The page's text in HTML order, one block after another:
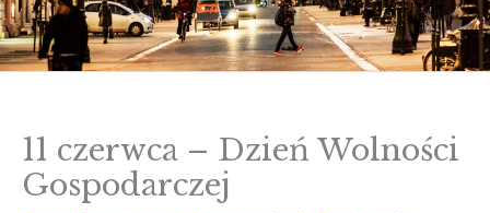
11 czerwca – Dzień Wolności
Gospodarczej